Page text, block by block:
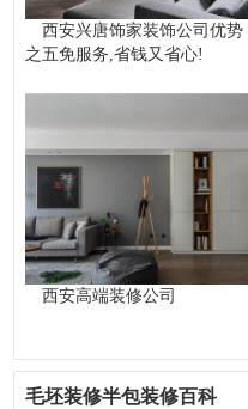
西安兴唐饰家装饰公司优势
之五免服务,省钱又省心!
西安高端装修公司
毛坯装修半包装修百科